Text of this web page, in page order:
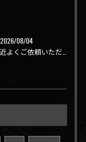
2026/08/04